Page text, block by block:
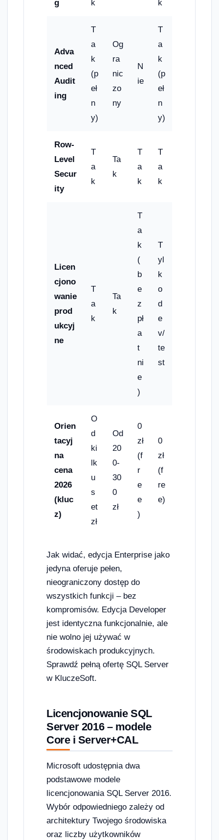
g k k
Adva
nced
Audit
ing
T
a
k
(p
eł
n
y)
Og
ra
nic
zo
ny
N
ie
T
a
k
(p
eł
n
y)
Row-
Level
Secur
ity
T
a
k
Ta
k
T
a
k
T
a
k
Licen
cjono
wanie
prod
ukcyj
ne
T
a
k
Ta
k
T
a
k
(
b
e
z
pł
a
t
ni
e
)
T
yl
k
o
d
e
v/
te
st
Orien
tacyj
na
cena
2026
(kluc
z)
O
d
ki
lk
u
s
et
zł
Od
20
0-
30
0
zł
0
zł
(f
r
e
e
)
0
zł
(f
re
e)
Jak widać, edycja Enterprise jako
jedyna oferuje pełen,
nieograniczony dostęp do
wszystkich funkcji – bez
kompromisów. Edycja Developer
jest identyczna funkcjonalnie, ale
nie wolno jej używać w
środowiskach produkcyjnych.
Sprawdź pełną ofertę SQL Server
w KluczeSoft.
Licencjonowanie SQL
Server 2016 – modele
Core i Server+CAL
Microsoft udostępnia dwa
podstawowe modele
licencjonowania SQL Server 2016.
Wybór odpowiedniego zależy od
architektury Twojego środowiska
oraz liczby użytkowników